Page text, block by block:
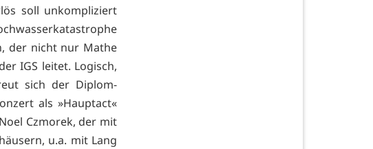
soll unkompliziert
der nicht nur Mathe
IGS leitet. Logisch,
sich der Diplom-
als »Hauptact«
Czmorek, der mit
u.a. mit Lang